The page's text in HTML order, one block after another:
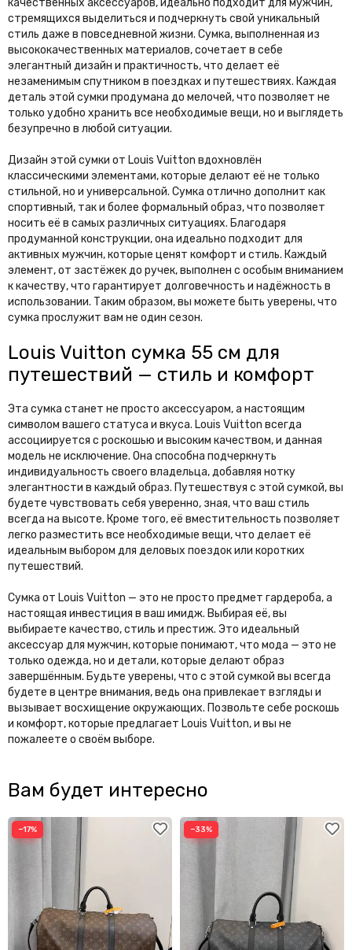
качественных аксессуаров, идеально подходит для мужчин,
стремящихся выделиться и подчеркнуть свой уникальный
стиль даже в повседневной жизни. Сумка, выполненная из
высококачественных материалов, сочетает в себе
элегантный дизайн и практичность, что делает её
незаменимым спутником в поездках и путешествиях. Каждая
деталь этой сумки продумана до мелочей, что позволяет не
только удобно хранить все необходимые вещи, но и выглядеть
безупречно в любой ситуации.
Дизайн этой сумки от Louis Vuitton вдохновлён
классическими элементами, которые делают её не только
стильной, но и универсальной. Сумка отлично дополнит как
спортивный, так и более формальный образ, что позволяет
носить её в самых различных ситуациях. Благодаря
продуманной конструкции, она идеально подходит для
активных мужчин, которые ценят комфорт и стиль. Каждый
элемент, от застёжек до ручек, выполнен с особым вниманием
к качеству, что гарантирует долговечность и надёжность в
использовании. Таким образом, вы можете быть уверены, что
сумка прослужит вам не один сезон.
Louis Vuitton сумка 55 см для
путешествий — стиль и комфорт
Эта сумка станет не просто аксессуаром, а настоящим
символом вашего статуса и вкуса. Louis Vuitton всегда
ассоциируется с роскошью и высоким качеством, и данная
модель не исключение. Она способна подчеркнуть
индивидуальность своего владельца, добавляя нотку
элегантности в каждый образ. Путешествуя с этой сумкой, вы
будете чувствовать себя уверенно, зная, что ваш стиль
всегда на высоте. Кроме того, её вместительность позволяет
легко разместить все необходимые вещи, что делает её
идеальным выбором для деловых поездок или коротких
путешествий.
Сумка от Louis Vuitton — это не просто предмет гардероба, а
настоящая инвестиция в ваш имидж. Выбирая её, вы
выбираете качество, стиль и престиж. Это идеальный
аксессуар для мужчин, которые понимают, что мода — это не
только одежда, но и детали, которые делают образ
завершённым. Будьте уверены, что с этой сумкой вы всегда
будете в центре внимания, ведь она привлекает взгляды и
вызывает восхищение окружающих. Позвольте себе роскошь
и комфорт, которые предлагает Louis Vuitton, и вы не
пожалеете о своём выборе.
Вам будет интересно
−17% −33%